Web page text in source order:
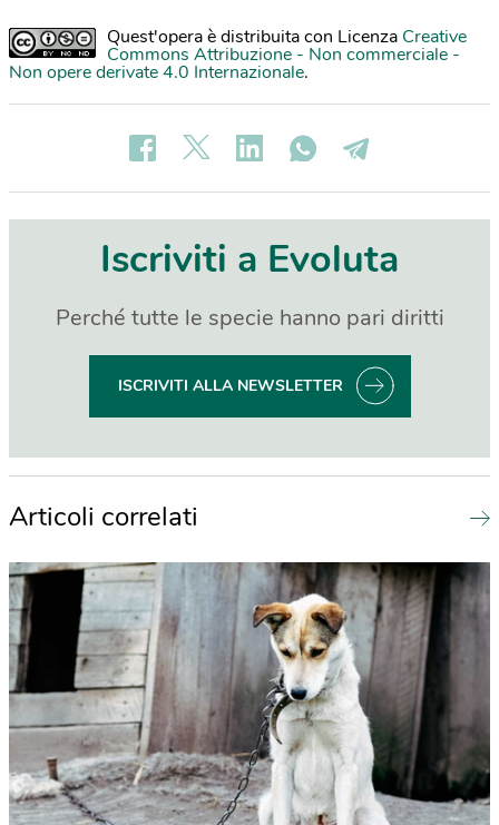
Quest'opera è distribuita con Licenza Creative
Commons Attribuzione - Non commerciale -
Non opere derivate 4.0 Internazionale.
Iscriviti a Evoluta
Perché tutte le specie hanno pari diritti
ISCRIVITI ALLA NEWSLETTER
Articoli correlati